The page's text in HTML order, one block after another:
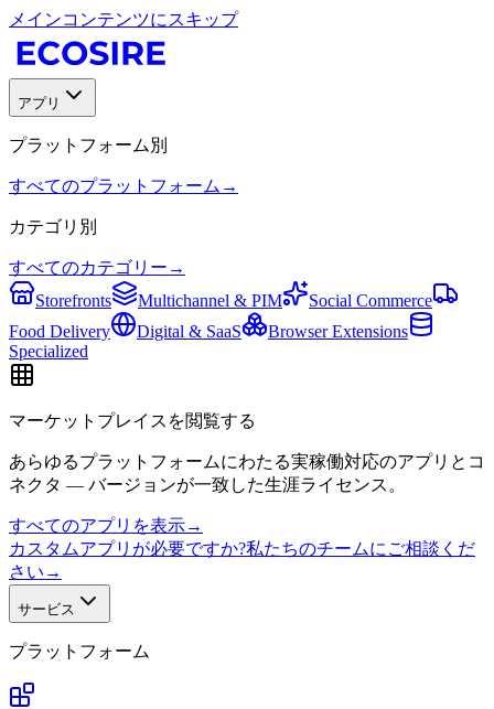
メインコンテンツにスキップ
アプリ
プラットフォーム別
すべてのプラットフォーム →
カテゴリ別
すべてのカテゴリー →
Storefronts
Multichannel & PIM
Social Commerce
Food Delivery
Digital & SaaS
Browser Extensions
Specialized
マーケットプレイスを閲覧する
あらゆるプラットフォームにわたる実稼働対応のアプリとコ
ネクタ — バージョンが一致した生涯ライセンス。
すべてのアプリを表示→
カスタムアプリが必要ですか?私たちのチームにご相談くだ
さい →
サービス
プラットフォーム